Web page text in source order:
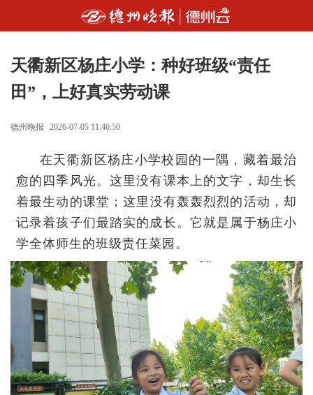
天衢新区杨庄小学：种好班级“责任
田”，上好真实劳动课
德州晚报 2026-07-05 11:46:50
在天衢新区杨庄小学校园的一隅，藏着最治
愈的四季风光。这里没有课本上的文字，却生长
着最生动的课堂；这里没有轰轰烈烈的活动，却
记录着孩子们最踏实的成长。它就是属于杨庄小
学全体师生的班级责任菜园。